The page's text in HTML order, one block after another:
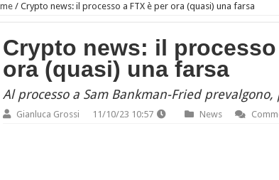
/ Crypto news: il processo a FTX è per ora (quasi) una farsa
Crypto news: il processo
ora (quasi) una farsa
Al processo a Sam Bankman-Fried
Gianluca Grossi 11/10/23 10:57 News